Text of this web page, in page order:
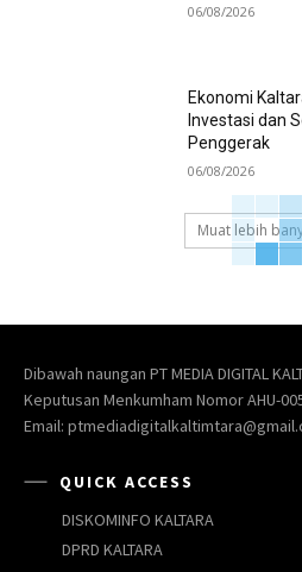
06/08/2026
Ekonomi
Investasi dan
Penggerak
06/08/2026
Muat lebih
Dibawah naungan PT MEDIA DIGITAL
Keputusan Menkumham Nomor AHU-
Email:
QUICK ACCESS
DISKOMINFO KALTARA
DPRD KALTARA